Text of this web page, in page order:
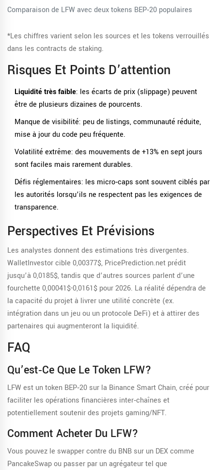
Comparaison de LFW avec deux tokens BEP‑20 populaires
*Les chiffres varient selon les sources et les tokens verrouillés
dans les contracts de staking.
Risques Et Points D’attention
Liquidité très faible: les écarts de prix (slippage) peuvent
être de plusieurs dizaines de pourcents.
Manque de visibilité: peu de listings, communauté réduite,
mise à jour du code peu fréquente.
Volatilité extrême: des mouvements de +13% en sept jours
sont faciles mais rarement durables.
Défis réglementaires: les micro‑caps sont souvent ciblés par
les autorités lorsqu’ils ne respectent pas les exigences de
transparence.
Perspectives Et Prévisions
Les analystes donnent des estimations très divergentes.
WalletInvestor cible 0,00377$, PricePrediction.net prédit
jusqu’à 0,0185$, tandis que d’autres sources parlent d’une
fourchette 0,00041$-0,0161$ pour 2026. La réalité dépendra de
la capacité du projet à livrer une utilité concrète (ex.
intégration dans un jeu ou un protocole DeFi) et à attirer des
partenaires qui augmenteront la liquidité.
FAQ
Qu’est‑ce Que Le Token LFW?
LFW est un token BEP‑20 sur la Binance Smart Chain, créé pour
faciliter les opérations financières inter‑chaînes et
potentiellement soutenir des projets gaming/NFT.
Comment Acheter Du LFW?
Vous pouvez le swapper contre du BNB sur un DEX comme
PancakeSwap ou passer par un agrégateur tel que